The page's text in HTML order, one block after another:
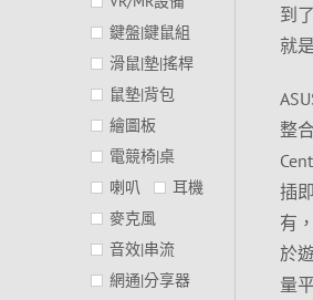
到
就
整
插
有
於
量
鍵盤|鍵鼠組
滑鼠|墊|搖桿
鼠墊|背包
繪圖板
電競椅|桌
喇叭
耳機
麥克風
音效|串流
網通|分享器